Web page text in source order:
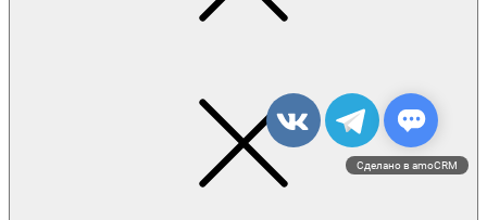
Сделано в amoCRM